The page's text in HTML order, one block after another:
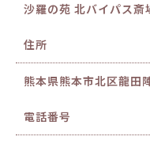
沙羅の苑 北バイパス斎
住所
熊本県熊本市北区龍田
電話番号